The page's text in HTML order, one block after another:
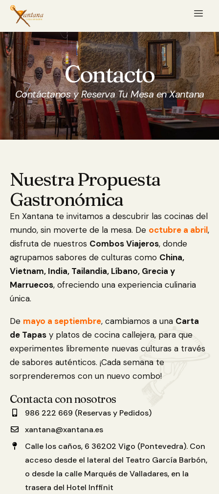
Contacto
Contáctanos y Reserva Tu Mesa en Xantana
Nuestra Propuesta
Gastronómica
En Xantana te invitamos a descubrir las cocinas del
mundo, sin moverte de la mesa. De octubre a abril,
disfruta de nuestros Combos Viajeros, donde
agrupamos sabores de culturas como China,
Vietnam, India, Tailandia, Líbano, Grecia y
Marruecos, ofreciendo una experiencia culinaria
única.
De mayo a septiembre, cambiamos a una Carta
de Tapas y platos de cocina callejera, para que
experimentes libremente nuevas culturas a través
de sabores auténticos. ¡Cada semana te
sorprenderemos con un nuevo combo!
Contacta con nosotros
986 222 669 (Reservas y Pedidos)
xantana@xantana.es
Calle los caños, 6 36202 Vigo (Pontevedra). Con
acceso desde el lateral del Teatro García Barbón,
o desde la calle Marqués de Valladares, en la
trasera del Hotel Inffinit